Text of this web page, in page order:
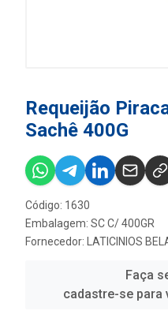
Requeijão
Sachê 400G
Código: 1630
Embalagem: SC C/ 400GR
Fornecedor:
LATICINIOS
Faça
cadastre-se para